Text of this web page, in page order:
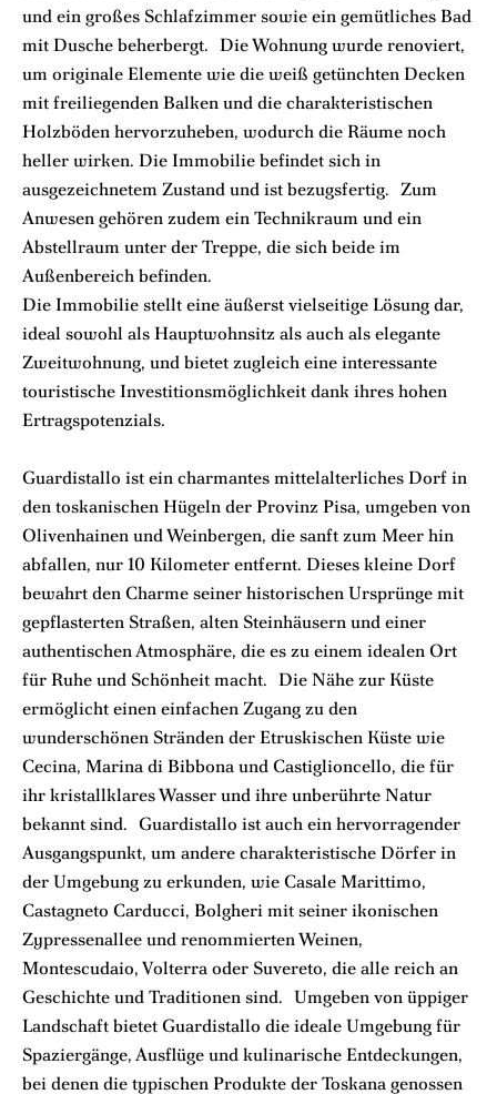
und ein großes Schlafzimmer sowie ein gemütliches Bad
mit Dusche beherbergt. Die Wohnung wurde renoviert,
um originale Elemente wie die weiß getünchten Decken
mit freiliegenden Balken und die charakteristischen
Holzböden hervorzuheben, wodurch die Räume noch
heller wirken. Die Immobilie befindet sich in
ausgezeichnetem Zustand und ist bezugsfertig. Zum
Anwesen gehören zudem ein Technikraum und ein
Abstellraum unter der Treppe, die sich beide im
Außenbereich befinden.
Die Immobilie stellt eine äußerst vielseitige Lösung dar,
ideal sowohl als Hauptwohnsitz als auch als elegante
Zweitwohnung, und bietet zugleich eine interessante
touristische Investitionsmöglichkeit dank ihres hohen
Ertragspotenzials.
Guardistallo ist ein charmantes mittelalterliches Dorf in
den toskanischen Hügeln der Provinz Pisa, umgeben von
Olivenhainen und Weinbergen, die sanft zum Meer hin
abfallen, nur 10 Kilometer entfernt. Dieses kleine Dorf
bewahrt den Charme seiner historischen Ursprünge mit
gepflasterten Straßen, alten Steinhäusern und einer
authentischen Atmosphäre, die es zu einem idealen Ort
für Ruhe und Schönheit macht. Die Nähe zur Küste
ermöglicht einen einfachen Zugang zu den
wunderschönen Stränden der Etruskischen Küste wie
Cecina, Marina di Bibbona und Castiglioncello, die für
ihr kristallklares Wasser und ihre unberührte Natur
bekannt sind. Guardistallo ist auch ein hervorragender
Ausgangspunkt, um andere charakteristische Dörfer in
der Umgebung zu erkunden, wie Casale Marittimo,
Castagneto Carducci, Bolgheri mit seiner ikonischen
Zypressenallee und renommierten Weinen,
Montescudaio, Volterra oder Suvereto, die alle reich an
Geschichte und Traditionen sind. Umgeben von üppiger
Landschaft bietet Guardistallo die ideale Umgebung für
Spaziergänge, Ausflüge und kulinarische Entdeckungen,
bei denen die typischen Produkte der Toskana genossen